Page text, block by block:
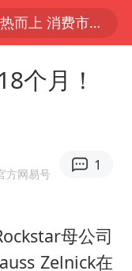
夏日经济乘热而上 消费市场向新而行
香港刷新1884年以来最高气温纪录
央视新主播李秋莹母校发文祝贺
个月！
方网易号
1
母公司
Zelnick在